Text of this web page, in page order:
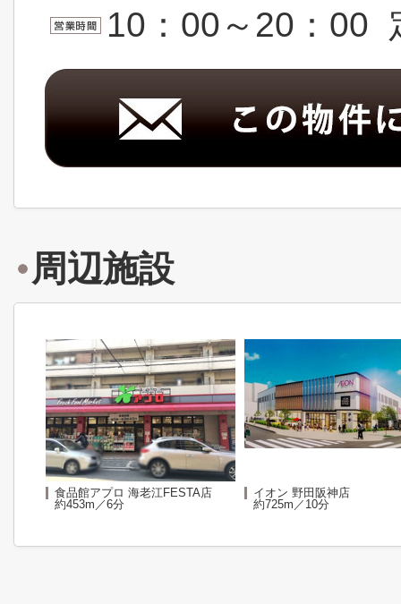
10：00～20：00
周辺施設
食品館アプロ 海老江FESTA店
約453m／6分
イオン 野田阪神店
約725m／10分